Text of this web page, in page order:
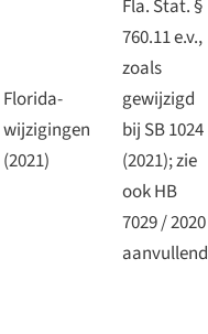
Florida-
wijzigingen
(2021)
Fla. Stat. §
760.11 e.v.,
zoals
gewijzigd
bij SB 1024
(2021); zie
ook HB
7029 / 2020
aanvullend